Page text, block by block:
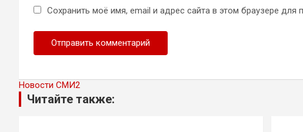
Сохранить моё имя, email и адрес сайта в этом браузере
Новости СМИ2
Читайте также: